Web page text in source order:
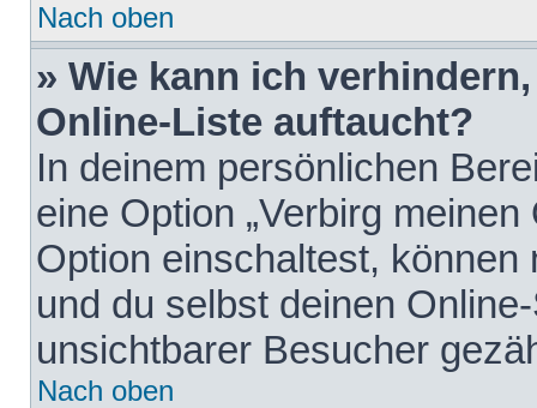
Nach oben
» Wie kann ich
Online-Liste auftaucht?
In deinem persönlichen
eine Option „Verbirg
Option einschaltest,
und du selbst deinen
unsichtbarer Besucher
Nach oben